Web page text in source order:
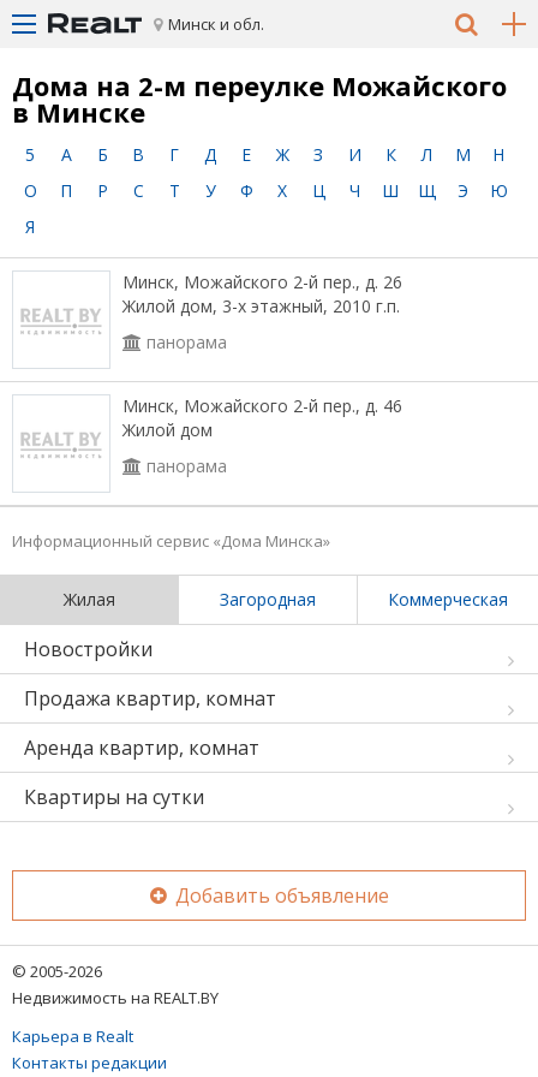
Минск и обл.
Дома на 2-м переулке Можайского
в Минске
5 А Б В Г Д Е Ж З И К Л М
Н
О
П Р С Т У Ф Х Ц Ч Ш Щ Э
Ю
Я
Минск, Можайского 2-й пер., д. 26
Жилой дом, 3-х этажный, 2010 г.п.
панорама
Минск, Можайского 2-й пер., д. 46
Жилой дом
панорама
Информационный сервис «Дома Минска»
Жилая Загородная Коммерческая
Новостройки
Продажа квартир, комнат
Аренда квартир, комнат
Квартиры на сутки
Добавить объявление
© 2005-2026
Недвижимость на REALT.BY
Карьера в Realt
Контакты редакции